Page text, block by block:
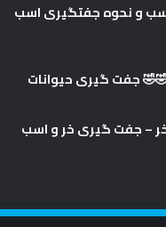
و نحوه جفتگیری اسب
جفت گیری حیوانات
– جفت گیری خر و اسب